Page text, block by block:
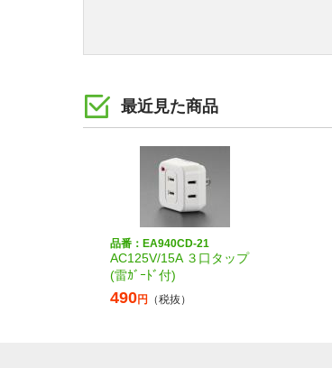
最近見た商品
品番：EA940CD-21
AC125V/15A ３口タップ
(雷ｶﾞｰﾄﾞ付)
490円 （税抜）